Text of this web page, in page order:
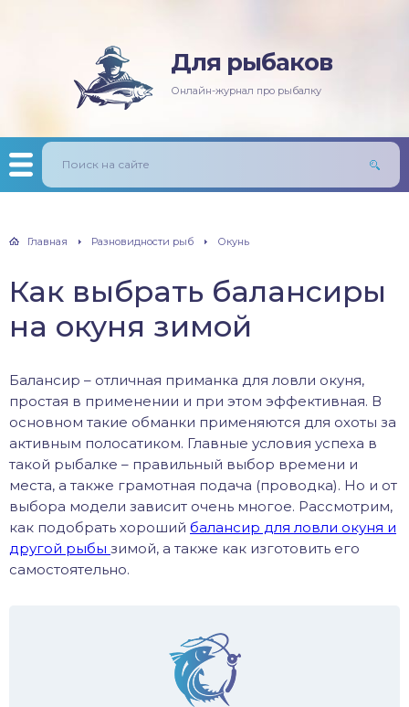
Для рыбаков
Онлайн-журнал про рыбалку
Главная Разновидности рыб Окунь
Как выбрать балансиры
на окуня зимой
Балансир – отличная приманка для ловли окуня,
простая в применении и при этом эффективная. В
основном такие обманки применяются для охоты за
активным полосатиком. Главные условия успеха в
такой рыбалке – правильный выбор времени и
места, а также грамотная подача (проводка). Но и от
выбора модели зависит очень многое. Рассмотрим,
как подобрать хороший балансир для ловли окуня и
другой рыбы зимой, а также как изготовить его
самостоятельно.
рыбалка
рыбалкаснасть
и донки
билет